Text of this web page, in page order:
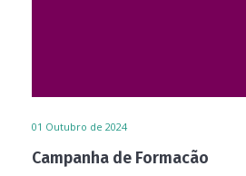
01 Outubro de 2024
Campanha de Formacão